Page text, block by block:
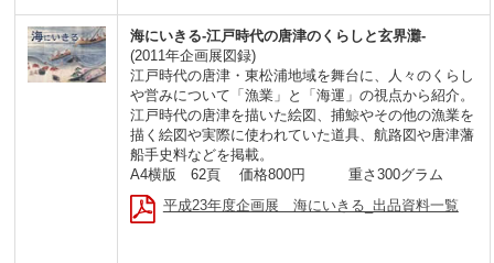
海にいきる-江戸時代の唐津のくらしと玄界灘-
(2011年企画展図録)
江戸時代の唐津・東松浦地域を舞台に、人々のくらし
や営みについて「漁業」と「海運」の視点から紹介。
江戸時代の唐津を描いた絵図、捕鯨やその他の漁業を
描く絵図や実際に使われていた道具、航路図や唐津藩
船手史料などを掲載。
A4横版 62頁 価格800円 重さ300グラム
平成23年度企画展 海にいきる_出品資料一覧